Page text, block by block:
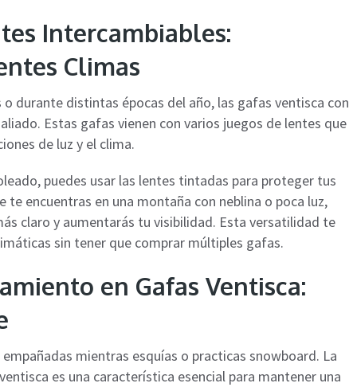
Intercambiables:
Climas
durante distintas épocas del año, las gafas ventisca con
Estas gafas vienen con varios juegos de lentes que
de luz y el clima.
puedes usar las lentes tintadas para proteger tus
te encuentras en una montaña con neblina o poca luz,
claro y aumentarás tu visibilidad. Esta versatilidad te
sin tener que comprar múltiples gafas.
en Gafas Ventisca:
mientras esquías o practicas snowboard. La
es una característica esencial para mantener una